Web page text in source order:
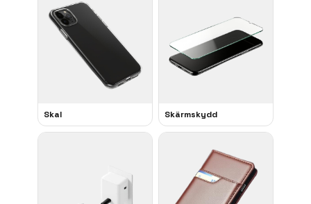
Skal Skärmskydd